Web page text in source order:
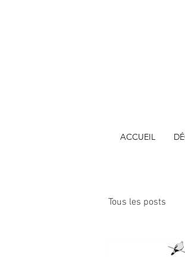
ACCUEIL
Tous les posts
ÉVÈNEMENTS